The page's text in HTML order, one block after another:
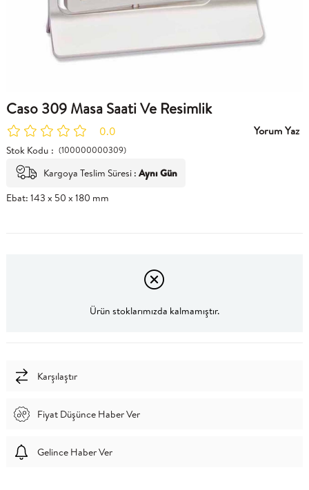
Caso 309 Masa Saati Ve Resimlik
0.0 Yorum Yaz
Stok Kodu (100000000309)
Kargoya Teslim Süresi : Aynı Gün
Ebat: 143 x 50 x 180 mm
Ürün stoklarımızda kalmamıştır.
Karşılaştır
Fiyat Düşünce Haber Ver
Gelince Haber Ver